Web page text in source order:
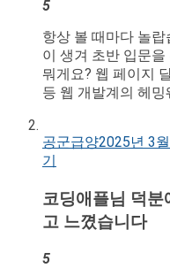
5
항상 볼 때마다 놀랍
이 생겨 초반 입문
뭐게요? 웹 페이지
등 웹 개발계의 헤
공군급양2025년 3
기
코딩애플님 덕
고 느꼈습니다
5